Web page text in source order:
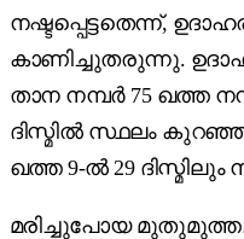
നഷ്ടപ്പെട്ടതെന്ന്,
കാണിച്ചുതരുന്നു.
താന നമ്പർ 75 ഖത്ത
ദിസ്മിൽ സ്ഥലം
ഖത്ത 9-ൽ 29 ദിസ്മിലും
മരിച്ചുപോയ